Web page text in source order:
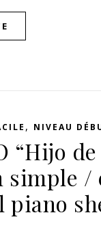
, NIVEAU
“Hijo
/
piano